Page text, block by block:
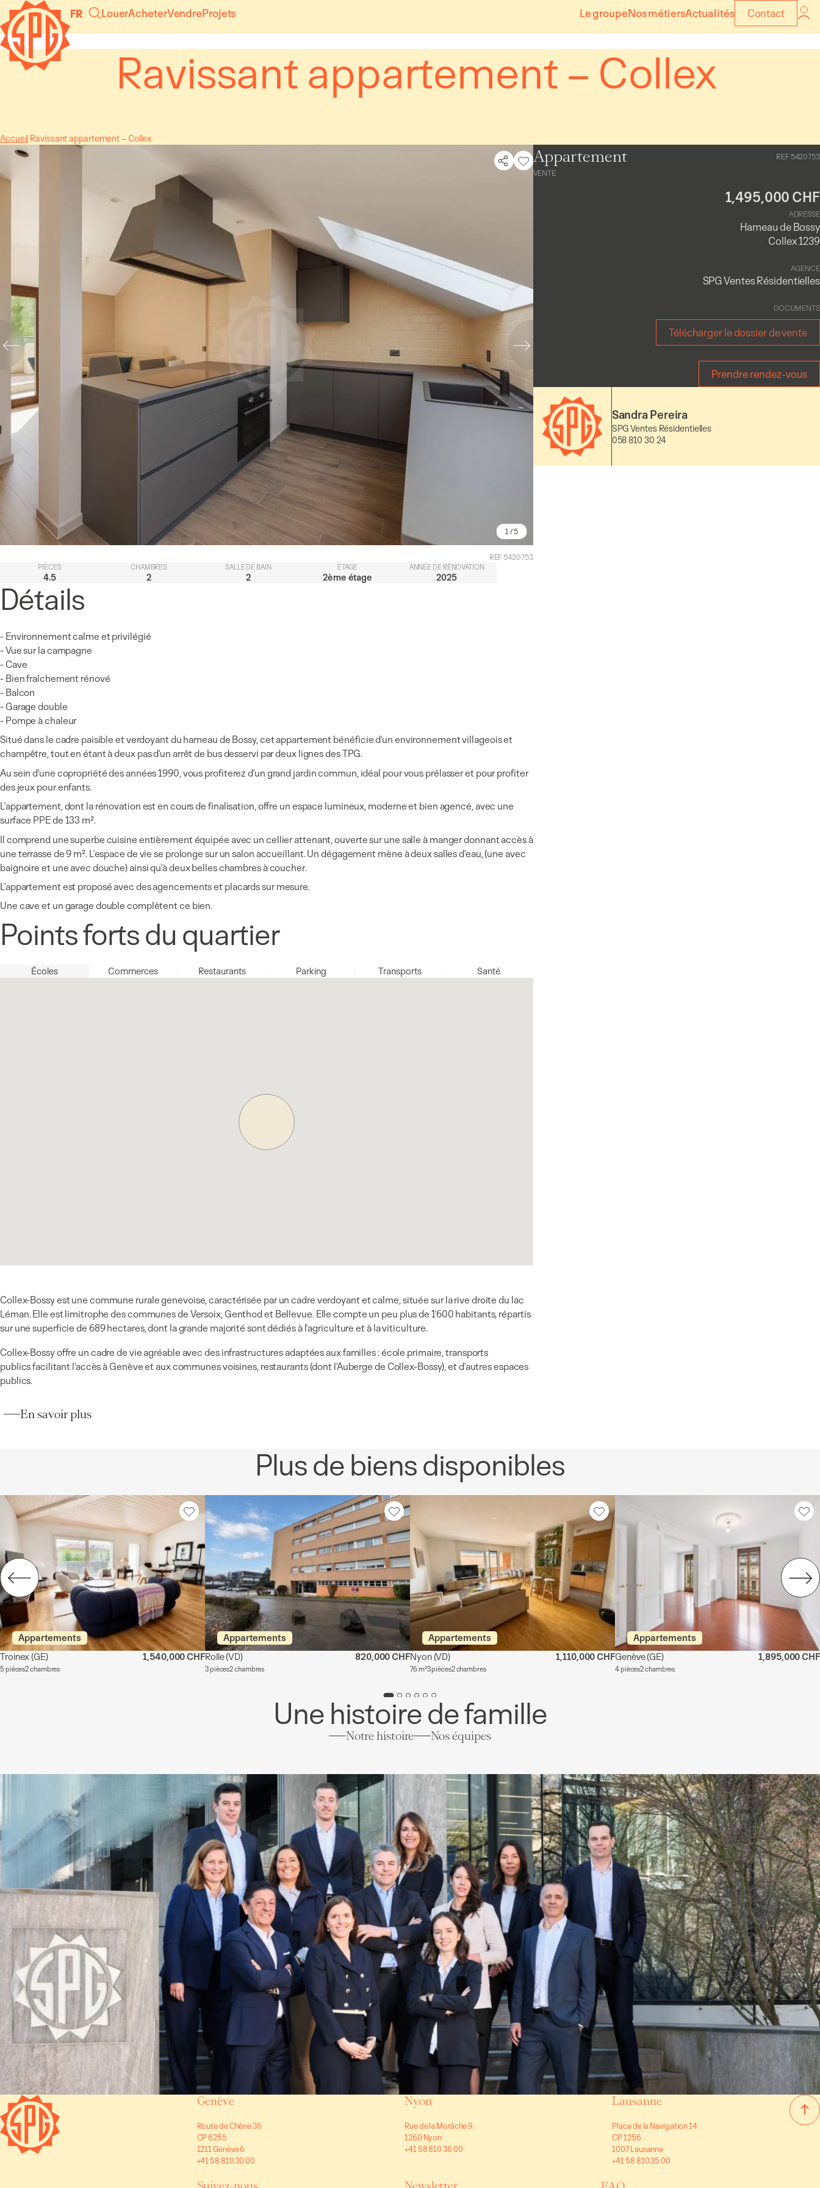
Panneau de gestion des cookies
FR LouerAcheterVendreProjets Le groupeNos métiersActualités Contact
Ravissant appartement – Collex
Accueil Ravissant appartement – Collex
1 / 5
REF 5420753
PIÈCES
4.5
CHAMBRES
2
SALLE DE BAIN
2
ÉTAGE
2ème étage
ANNÉE DE RÉNOVATION
2025
Détails
- Environnement calme et privilégié
- Vue sur la campagne
- Cave
- Bien fraîchement rénové
- Balcon
- Garage double
- Pompe à chaleur
Situé dans le cadre paisible et verdoyant du hameau de Bossy, cet appartement bénéﬁcie d'un environnement villageois et
champêtre, tout en étant à deux pas d'un arrêt de bus desservi par deux lignes des TPG.
Au sein d'une copropriété des années 1990, vous proﬁterez d'un grand jardin commun, idéal pour vous prélasser et pour proﬁter
des jeux pour enfants.
L'appartement, dont la rénovation est en cours de ﬁnalisation, offre un espace lumineux, moderne et bien agencé, avec une
surface PPE de 133 m².
Il comprend une superbe cuisine entièrement équipée avec un cellier attenant, ouverte sur une salle à manger donnant accès à
une terrasse de 9 m². L'espace de vie se prolonge sur un salon accueillant. Un dégagement mène à deux salles d'eau, (une avec
baignoire et une avec douche) ainsi qu'à deux belles chambres à coucher.
L'appartement est proposé avec des agencements et placards sur mesure.
Une cave et un garage double complètent ce bien.
Points forts du quartier
Écoles Commerces Restaurants Parking Transports Santé
Collex-Bossy est une commune rurale genevoise, caractérisée par un cadre verdoyant et calme, située sur la rive droite du lac
Léman. Elle est limitrophe des communes de Versoix, Genthod et Bellevue. Ellecompte un peu plus de 1'600 habitants, répartis
sur une superficie de 689 hectares, dont la grande majorité sont dédiésà l'agriculture et à la viticulture.
Collex-Bossy offre un cadre de vie agréable avec des infrastructures adaptées aux familles : école primaire, transports
publicsfacilitant l'accès à Genève et aux communes voisines, restaurants (dont l'Auberge de Collex-Bossy), et d'autres espaces
publics.
En savoir plus
Appartement
VENTE
REF 5420753
1,495,000 CHF
ADRESSE
Hameau de Bossy
Collex 1239
AGENCE
SPG Ventes Résidentielles
DOCUMENTS
Télécharger le dossier de vente
Prendre rendez-vous
Sandra Pereira
SPG Ventes Résidentielles
058 810 30 24
Plus de biens disponibles
Appartements
Troinex (GE)
5 pièces2 chambres
1,540,000 CHF
Appartements
Rolle(VD)
3 pièces2 chambres
820,000 CHF
Appartements
Nyon(VD)
76 m²3 pièces2 chambres
1,110,000 CHF
Appartements
Genève(GE)
4 pièces2 chambres
1,895,000 CHF
Une histoire de famille
Notre histoire Nos équipes
Genève
Route de Chêne 36
CP 6255
1211 Genève 6
+41 58 810 30 00
Nyon
Rue de la Morâche 9
1260 Nyon
+41 58 810 36 00
Lausanne
Place de la Navigation 14
CP 1256
1007 Lausanne
+41 58 810 35 00